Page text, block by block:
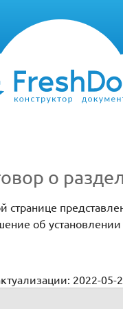
о
странице
об
2022-05-